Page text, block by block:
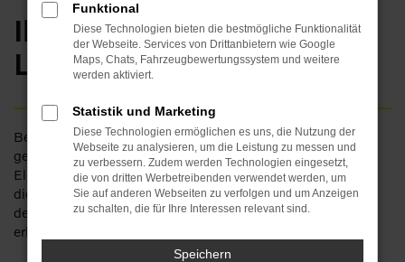
Ihr vollelektrischer
Lieferwagen
Bewältigen Sie enge Gassen und erreichen Sie möglichst
geräuscharm und ohne Abgase den Lieferort. Der Volvo FL
Electric ist das perfekte Fahrzeug für den Lieferverkehr und
die Abfallwirtschaft. Hinzu kommen Begleitleistungen, die
den Wechsel zur Elektromobilität im Transportgewerbe
erleichtern.
Funktional
Diese Technologien bieten die bestmögliche Funktionalität
der Webseite. Services von Drittanbietern wie Google
Maps, Chats, Fahrzeugbewertungssystem und weitere
werden aktiviert.
Statistik und Marketing
Diese Technologien ermöglichen es uns, die Nutzung der
Webseite zu analysieren, um die Leistung zu messen und
zu verbessern. Zudem werden Technologien eingesetzt,
die von dritten Werbetreibenden verwendet werden, um
Sie auf anderen Webseiten zu verfolgen und um Anzeigen
zu schalten, die für Ihre Interessen relevant sind.
Speichern